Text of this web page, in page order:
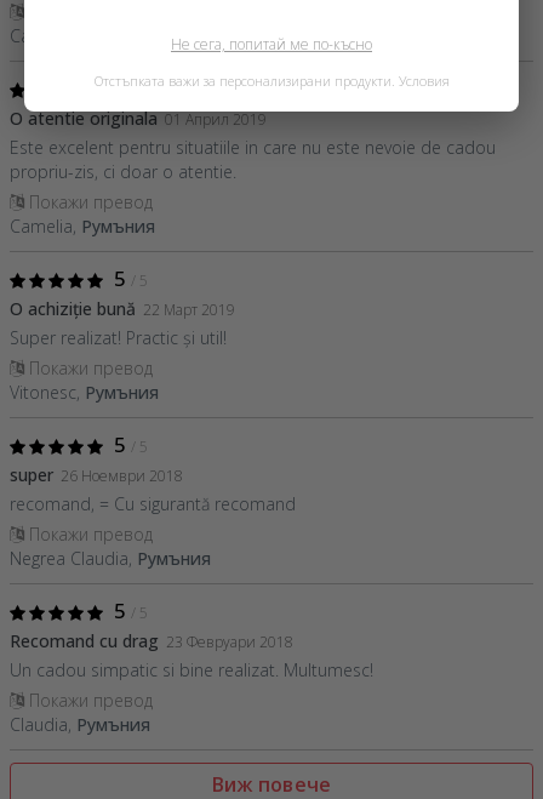
Camelia,
5/ 5
O atentie originala 01 Април 2019
Este excelent pentru situatiile in care nu este nevoie de cadou
propriu-zis, ci doar o atentie.
Покажи превод
Camelia, Румъния
5 / 5
O achiziție bună 22 Март 2019
Super realizat! Practic și util!
Покажи превод
Vitonesc, Румъния
5 / 5
super 26 Ноември 2018
recomand, = Cu sigurantă recomand
Покажи превод
Negrea Claudia, Румъния
5 / 5
Recomand cu drag 23 Февруари 2018
Un cadou simpatic si bine realizat. Multumesc!
Покажи превод
Claudia, Румъния
Виж повече
Не сега, попитай ме по-късно
Отстъпката важи за персонализирани продукти. Условия